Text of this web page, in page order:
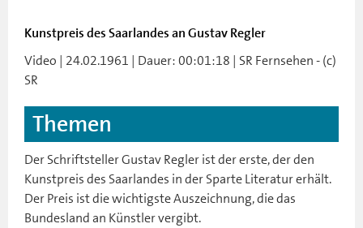
Kunstpreis des Saarlandes an Gustav Regler
Video | 24.02.1961 | Dauer: 00:01:18 | SR Fernsehen - (c)
SR
Themen
Der Schriftsteller Gustav Regler ist der erste, der den
Kunstpreis des Saarlandes in der Sparte Literatur erhält.
Der Preis ist die wichtigste Auszeichnung, die das
Bundesland an Künstler vergibt.